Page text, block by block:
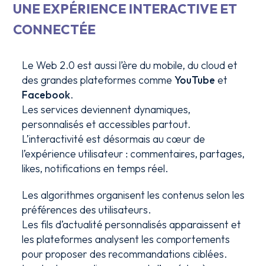
UNE EXPÉRIENCE INTERACTIVE ET
CONNECTÉE
Le Web 2.0 est aussi l’ère du mobile, du cloud et
des grandes plateformes commeYouTube et
Facebook.
Les services deviennent dynamiques,
personnalisés et accessibles partout.
L’interactivité est désormais au cœur de
l’expérience utilisateur : commentaires, partages,
likes, notifications en temps réel.
Les algorithmes organisent les contenus selon les
préférences des utilisateurs.
Les fils d’actualité personnalisés apparaissent et
les plateformes analysent les comportements
pour proposer des recommandations ciblées.